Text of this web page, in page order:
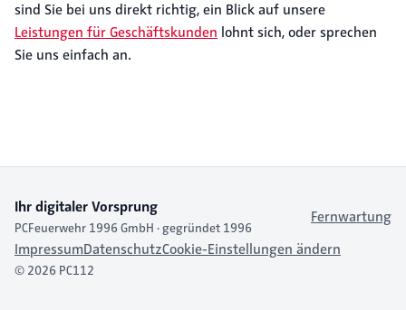
sind Sie bei uns direkt richtig, ein Blick auf unsere
Leistungen für Geschäftskunden lohnt sich, oder sprechen
Sie uns einfach an.
Ihr digitaler Vorsprung
PCFeuerwehr 1996 GmbH · gegründet 1996
Fernwartung
ImpressumDatenschutzCookie-Einstellungen ändern
© 2026 PC112